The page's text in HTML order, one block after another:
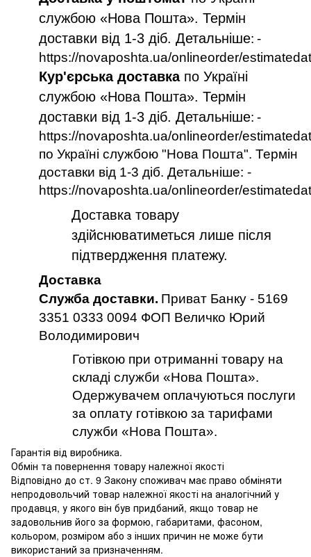
службою «Нова Пошта». Термін
доставки від 1-3 діб. Детальніше: -
https://novaposhta.ua/onlineorder/
Кур'єрська доставка по Україні
службою «Нова Пошта». Термін
доставки від 1-3 діб. Детальніше: -
https://novaposhta.ua/onlineorder/
по Україні службою "Нова Пошта". Термін
доставки від 1-3 діб. Детальніше: -
https://novaposhta.ua/onlineorder/
Доставка товару
здійснюватиметься лише після
підтвердження платежу.
Доставка
Служба доставки. Приват Банку - 5169
3351 0333 0094 ФОП Величко Юрий
Володимирович
Готівкою при отриманні товару на
складі служби «Нова Пошта».
Одержувачем оплачуються послуги
за оплату готівкою за тарифами
служби «Нова Пошта».
Гарантія від виробника.
Обмін та повернення товару належної якості
Відповідно до ст. 9 Закону споживач має право обміняти
непродовольчий товар належної якості на аналогічний у
продавця, у якого він був придбаний, якщо товар не
задовольнив його за формою, габаритами, фасоном,
кольором, розміром або з інших причин не може бути
використаний за призначенням.